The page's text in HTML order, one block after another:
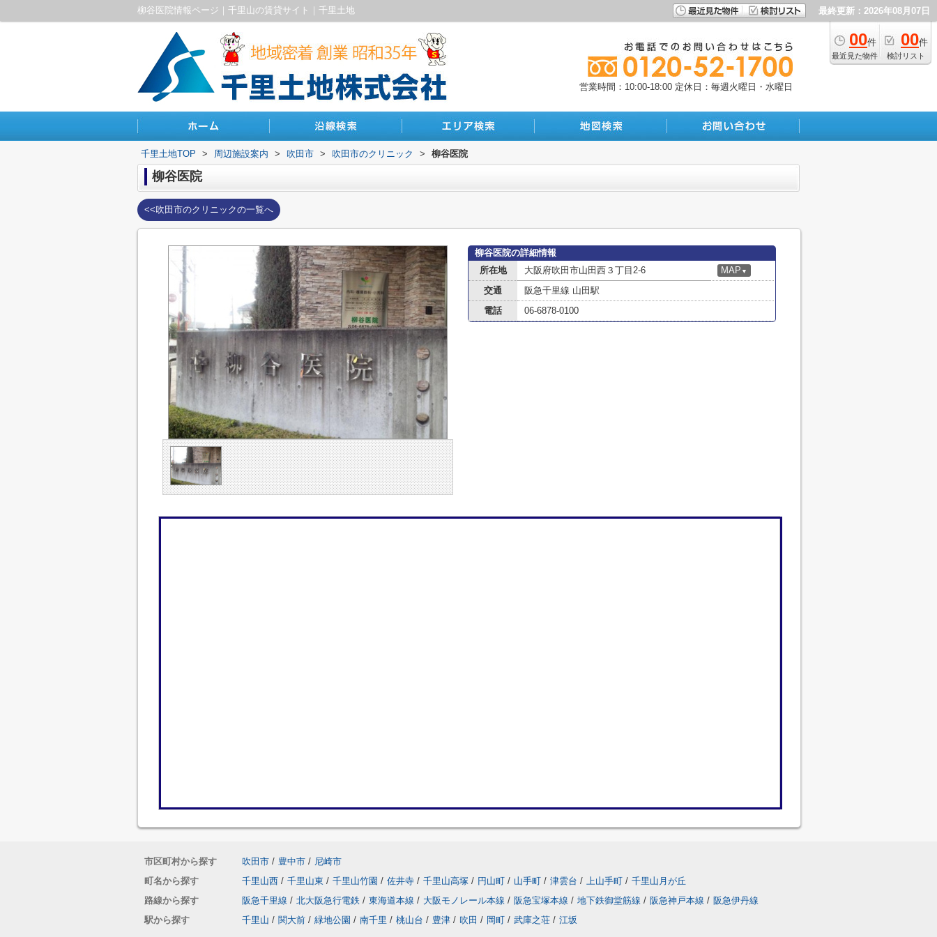
柳谷医院情報ページ｜千里山の賃貸サイト｜千里土地 最終更新：2026年08月07日
00件
最近見た物件
00件
検討リスト
営業時間：10:00-18:00 定休日：毎週火曜日・水曜日
千里土地TOP > 周辺施設案内 > 吹田市 > 吹田市のクリニック > 柳谷医院
柳谷医院
<<吹田市のクリニックの一覧へ
柳谷医院の詳細情報
所在地
大阪府吹田市山田西３丁目2-6 MAP ▼
交通
阪急千里線 山田駅
電話
06-6878-0100
市区町村から探す 吹田市 / 豊中市 / 尼崎市
町名から探す
千里山西 / 千里山東 / 千里山竹園 / 佐井寺 / 千里山高塚 / 円山町 / 山手町 / 津雲台 / 上山手町 / 千里山月が丘
路線から探す
阪急千里線 / 北大阪急行電鉄 / 東海道本線 / 大阪モノレール本線 / 阪急宝塚本線 / 地下鉄御堂筋線 / 阪急神戸本線 / 阪急伊丹線
駅から探す
千里山 / 関大前 / 緑地公園 / 南千里 / 桃山台 / 豊津 / 吹田 / 岡町 / 武庫之荘 / 江坂